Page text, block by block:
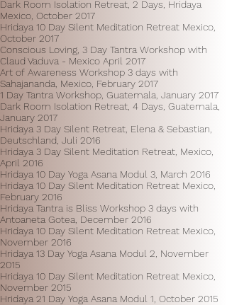
Dark Room Isolation Retreat, 2 Days, Hridaya
Mexico, October 2017
Hridaya 10 Day Silent Meditation Retreat Mexico,
October 2017
Conscious Loving, 3 Day Tantra Workshop with
Claud Vaduva - Mexico April 2017
Art of Awareness Workshop 3 days with
Sahajananda, Mexico, February 2017
1 Day Tantra Workshop, Guatemala, January 2017
Dark Room Isolation Retreat, 4 Days, Guatemala,
January 2017
Hridaya 3 Day Silent Retreat, Elena & Sebastian,
Deutschland, Juli 2016
Hridaya 3 Day Silent Meditation Retreat, Mexico,
April 2016
Hridaya 10 Day Yoga Asana Modul 3, March 2016
Hridaya 10 Day Silent Meditation Retreat Mexico,
February 2016
Hridaya Tantra is Bliss Workshop 3 days with
Antoaneta Gotea, December 2016
Hridaya 10 Day Silent Meditation Retreat Mexico,
November 2016
Hridaya 13 Day Yoga Asana Modul 2, November
2015
Hridaya 10 Day Silent Meditation Retreat Mexico,
November 2015
Hridaya 21 Day Yoga Asana Modul 1, October 2015